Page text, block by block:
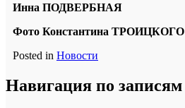
Инна ПОДВЕРБНАЯ
Фото Константина ТРОИЦКОГО
Posted in Новости
Навигация по записям